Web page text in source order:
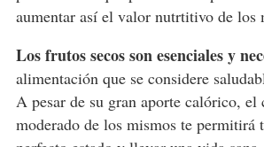
aumentar así el valor nutrtitivo de los
Los frutos secos son esenciales y
alimentación que se considere
A pesar de su gran aporte calórico, el
moderado de los mismos te permitirá